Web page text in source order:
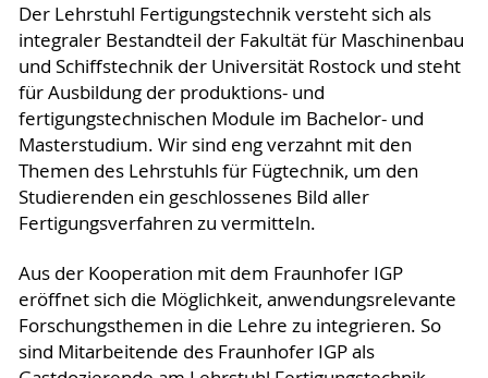
Der Lehrstuhl Fertigungstechnik versteht sich als
integraler Bestandteil der Fakultät für Maschinenbau
und Schiffstechnik der Universität Rostock und steht
für Ausbildung der produktions- und
fertigungstechnischen Module im Bachelor- und
Masterstudium. Wir sind eng verzahnt mit den
Themen des Lehrstuhls für Fügtechnik, um den
Studierenden ein geschlossenes Bild aller
Fertigungsverfahren zu vermitteln.
Aus der Kooperation mit dem Fraunhofer IGP
eröffnet sich die Möglichkeit, anwendungsrelevante
Forschungsthemen in die Lehre zu integrieren. So
sind Mitarbeitende des Fraunhofer IGP als